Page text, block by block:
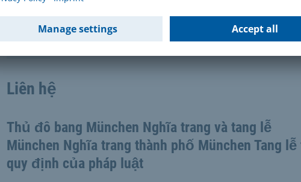
Liên hệ
Thủ đô bang München Nghĩa trang và tang lễ
München Nghĩa trang thành phố München Tang lễ
quy định của pháp luật